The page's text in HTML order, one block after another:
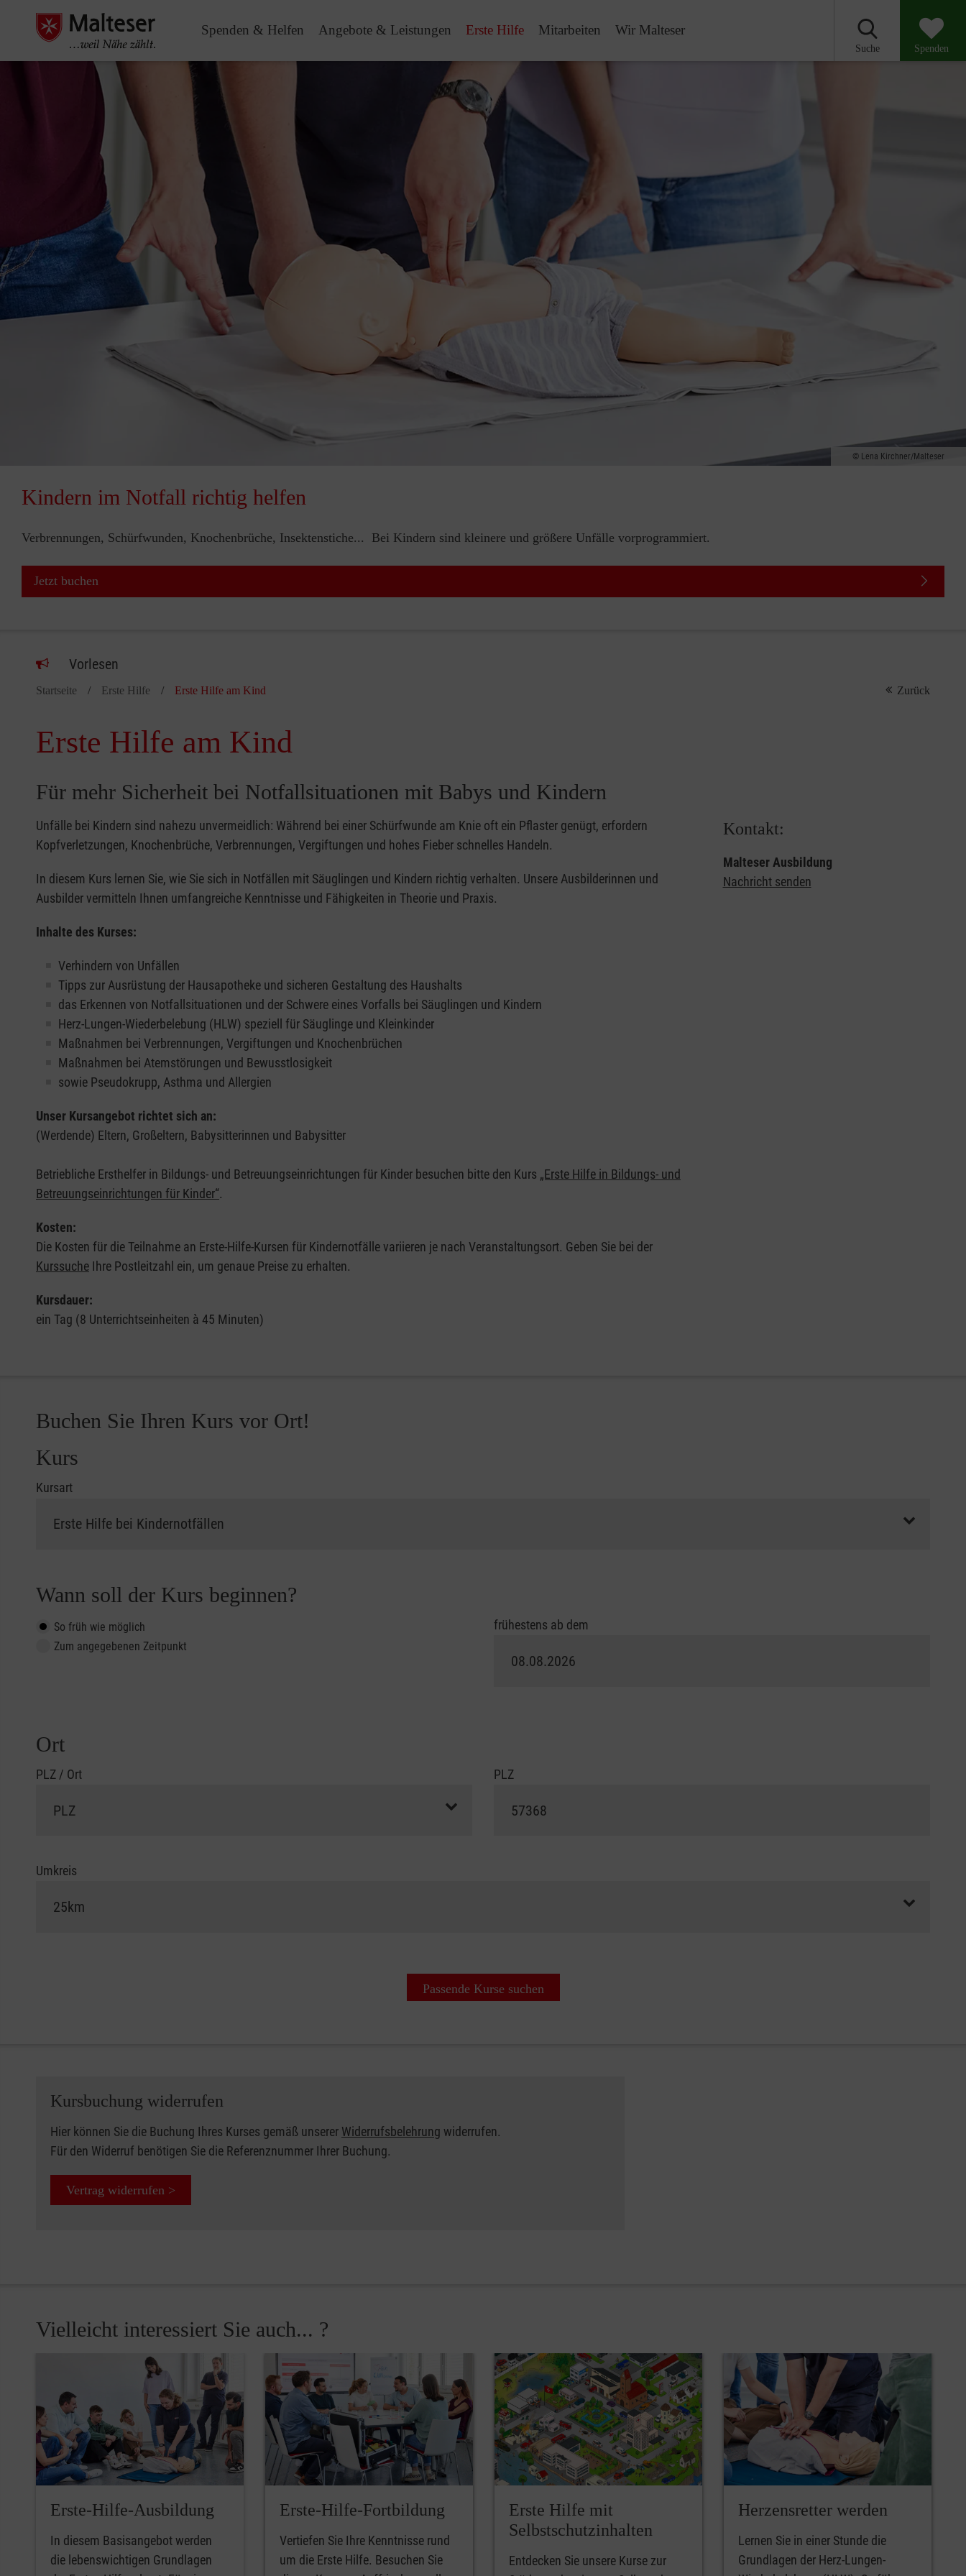
Spenden & Helfen Angebote & Leistungen Erste Hilfe Mitarbeiten Wir Malteser
Suche Spenden
Lena Kirchner/Malteser
Kindern im Notfall richtig helfen
Verbrennungen, Schürfwunden, Knochenbrüche, Insektenstiche... Bei Kindern sind kleinere und größere Unfälle vorprogrammiert.
Jetzt buchen
Vorlesen
Startseite Erste Hilfe Erste Hilfe am Kind Zurück
Erste Hilfe am Kind
Für mehr Sicherheit bei Notfallsituationen mit Babys und Kindern
Unfälle bei Kindern sind nahezu unvermeidlich: Während bei einer Schürfwunde am Knie oft ein Pflaster genügt, erfordern
Kopfverletzungen, Knochenbrüche, Verbrennungen, Vergiftungen und hohes Fieber schnelles Handeln.
In diesem Kurs lernen Sie, wie Sie sich in Notfällen mit Säuglingen und Kindern richtig verhalten. Unsere Ausbilderinnen und
Ausbilder vermitteln Ihnen umfangreiche Kenntnisse und Fähigkeiten in Theorie und Praxis.
Inhalte des Kurses:
Verhindern von Unfällen
Tipps zur Ausrüstung der Hausapotheke und sicheren Gestaltung des Haushalts
das Erkennen von Notfallsituationen und der Schwere eines Vorfalls bei Säuglingen und Kindern
Herz-Lungen-Wiederbelebung (HLW) speziell für Säuglinge und Kleinkinder
Maßnahmen bei Verbrennungen, Vergiftungen und Knochenbrüchen
Maßnahmen bei Atemstörungen und Bewusstlosigkeit
sowie Pseudokrupp, Asthma und Allergien
Unser Kursangebot richtet sich an:
(Werdende) Eltern, Großeltern, Babysitterinnen und Babysitter
Betriebliche Ersthelfer in Bildungs- und Betreuungseinrichtungen für Kinder besuchen bitte den Kurs „Erste Hilfe in Bildungs- und
Betreuungseinrichtungen für Kinder“.
Kosten:
Die Kosten für die Teilnahme an Erste-Hilfe-Kursen für Kindernotfälle variieren je nach Veranstaltungsort. Geben Sie bei der
Kurssuche Ihre Postleitzahl ein, um genaue Preise zu erhalten.
Kursdauer:
ein Tag (8 Unterrichtseinheiten à 45 Minuten)
Kontakt:
Malteser Ausbildung
Nachricht senden
Buchen Sie Ihren Kurs vor Ort!
Kurs
Kursart
Wann soll der Kurs beginnen?
So früh wie möglich
Zum angegebenen Zeitpunkt
frühestens ab dem
Ort
PLZ / Ort PLZ
Umkreis
Passende Kurse suchen
Kursbuchung widerrufen
Hier können Sie die Buchung Ihres Kurses gemäß unserer Widerrufsbelehrung widerrufen.
Für den Widerruf benötigen Sie die Referenznummer Ihrer Buchung.
Vertrag widerrufen >
Vielleicht interessiert Sie auch... ?
Erste-Hilfe-Ausbildung
In diesem Basisangebot werden
die lebenswichtigen Grundlagen
Erste-Hilfe-Fortbildung
Vertiefen Sie Ihre Kenntnisse rund
um die Erste Hilfe. Besuchen Sie
Erste Hilfe mit
Selbstschutzinhalten
Entdecken Sie unsere Kurse zur
Herzensretter werden
Lernen Sie in einer Stunde die
Grundlagen der Herz-Lungen-